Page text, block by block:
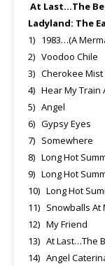
At Last…The
Ladyland: The
1) 1983…(A
2) Voodoo Chile
3) Cherokee Mist
4) Hear My Train
5) Angel
6) Gypsy Eyes
7) Somewhere
8) Long Hot
9) Long Hot
10) Long Hot
11) Snowballs At
12) My Friend
13) At Last…The
14) Angel